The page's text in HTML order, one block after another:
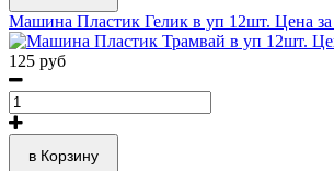
Машина Пластик Гелик в уп 12шт. Цена
125 руб
в Корзину